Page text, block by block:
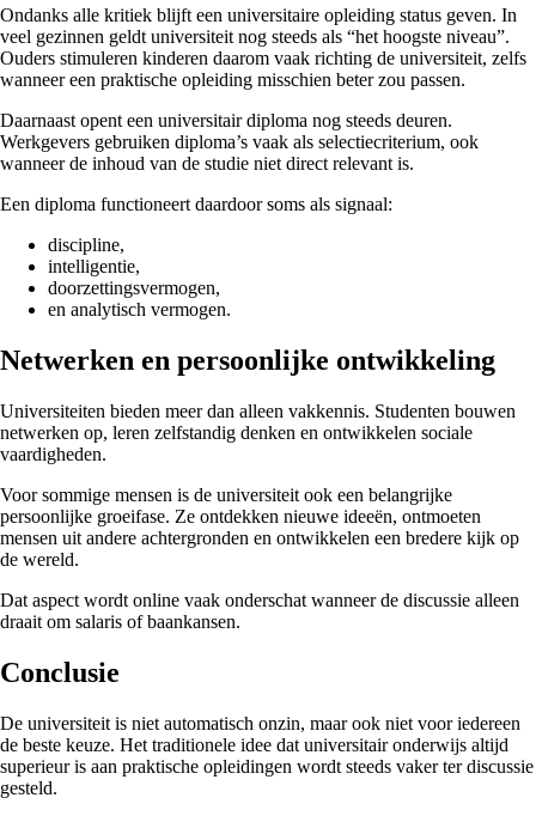
Ondanks alle kritiek blijft een universitaire opleiding status geven. In
veel gezinnen geldt universiteit nog steeds als “het hoogste niveau”.
Ouders stimuleren kinderen daarom vaak richting de universiteit, zelfs
wanneer een praktische opleiding misschien beter zou passen.
Daarnaast opent een universitair diploma nog steeds deuren.
Werkgevers gebruiken diploma’s vaak als selectiecriterium, ook
wanneer de inhoud van de studie niet direct relevant is.
Een diploma functioneert daardoor soms als signaal:
discipline,
intelligentie,
doorzettingsvermogen,
en analytisch vermogen.
Netwerken en persoonlijke ontwikkeling
Universiteiten bieden meer dan alleen vakkennis. Studenten bouwen
netwerken op, leren zelfstandig denken en ontwikkelen sociale
vaardigheden.
Voor sommige mensen is de universiteit ook een belangrijke
persoonlijke groeifase. Ze ontdekken nieuwe ideeën, ontmoeten
mensen uit andere achtergronden en ontwikkelen een bredere kijk op
de wereld.
Dat aspect wordt online vaak onderschat wanneer de discussie alleen
draait om salaris of baankansen.
Conclusie
De universiteit is niet automatisch onzin, maar ook niet voor iedereen
de beste keuze. Het traditionele idee dat universitair onderwijs altijd
superieur is aan praktische opleidingen wordt steeds vaker ter discussie
gesteld.